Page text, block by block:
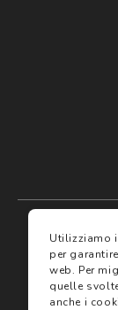
I miei
Utilizziamo
per
web. Per
quelle
anche i